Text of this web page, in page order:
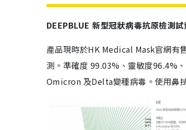
DEEPBLUE 新型冠狀病毒抗原檢測試
產品現時於HK Medical Mask官網有
測。準確度 99.03%、靈敏度96.4%
Omicron 及Delta變種病毒。使用鼻